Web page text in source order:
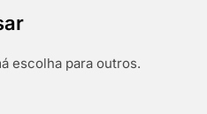
escolha para outros.